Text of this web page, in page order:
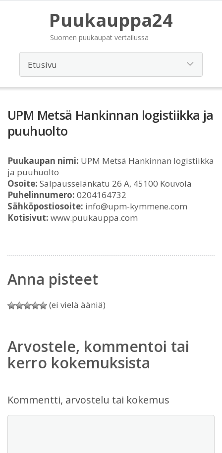
Puukauppa24
Suomen puukaupat vertailussa
UPM Metsä Hankinnan logistiikka ja
puuhuolto
Puukaupan nimi: UPM Metsä Hankinnan logistiikka
ja puuhuolto
Osoite: Salpausselänkatu 26 A, 45100 Kouvola
Puhelinnumero: 0204164732
Sähköpostiosoite: info@upm-kymmene.com
Kotisivut: www.puukauppa.com
Anna pisteet
(ei vielä ääniä)
Arvostele, kommentoi tai
kerro kokemuksista
Kommentti, arvostelu tai kokemus